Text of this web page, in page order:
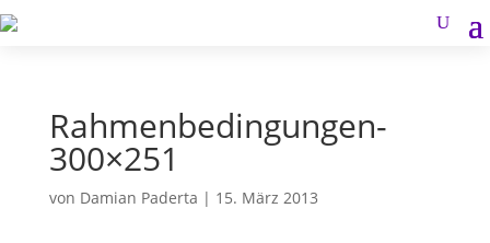
Rahmenbedingungen-
300×251
von Damian Paderta | 15. März 2013